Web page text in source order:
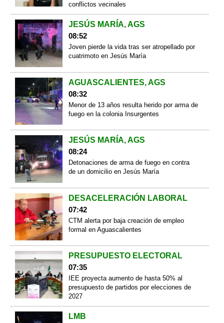
conflictos vecinales
JESÚS MARÍA, AGS
08:52
Joven pierde la vida tras ser atropellado por
cuatrimoto en Jesús María
AGUASCALIENTES, AGS
08:32
Menor de 13 años resulta herido por arma de
fuego en la colonia Insurgentes
JESÚS MARÍA, AGS
08:24
Detonaciones de arma de fuego en contra
de un domicilio en Jesús María
DESACELERACIÓN LABORAL
07:42
CTM alerta por baja creación de empleo
formal en Aguascalientes
PRESUPUESTO ELECTORAL
07:35
IEE proyecta aumento de hasta 50% al
presupuesto de partidos por elecciones de
2027
LMB